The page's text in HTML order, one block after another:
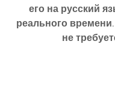
его на русский
реального
не